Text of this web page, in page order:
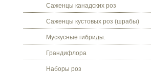
Саженцы канадских роз
Саженцы кустовых роз (шрабы)
Мускусные гибриды.
Грандифлора
Наборы роз